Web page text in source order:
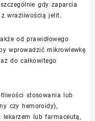
gdy zaparcia
wrażliwością jelit.
od prawidłowego
wprowadzić mikrowlewkę
do całkowitego
stosowania lub
czy hemoroidy),
lub farmaceutą,